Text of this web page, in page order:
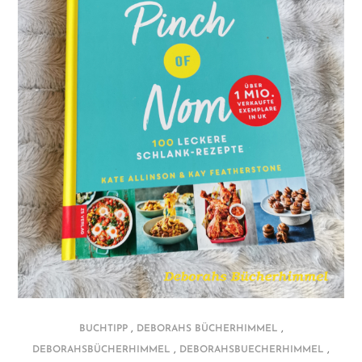
BUCHTIPP, DEBORAHS BÜCHERHIMMEL ,
DEBORAHSBÜCHERHIMMEL , DEBORAHSBUECHERHIMMEL ,